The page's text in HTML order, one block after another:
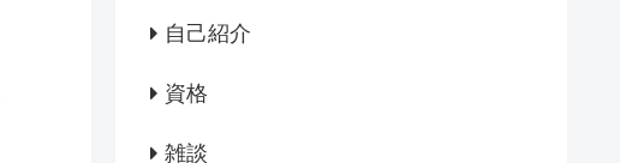
自己紹介
資格
雑談